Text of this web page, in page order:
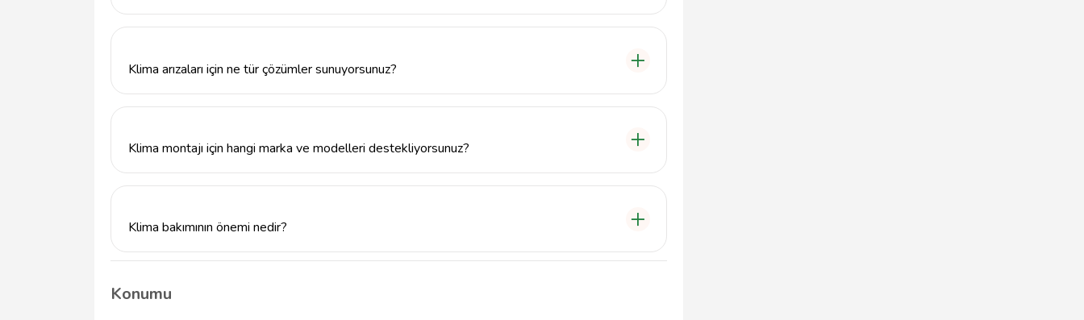
Klima arızaları için ne tür çözümler sunuyorsunuz?
Klima montajı için hangi marka ve modelleri destekliyorsunuz?
Klima bakımının önemi nedir?
Düzenli klima bakımı, cihazın verimli çalışmasını sağlar, enerji tasarrufu yapmanıza yardımcı olur
veriyoruz.
Konumu